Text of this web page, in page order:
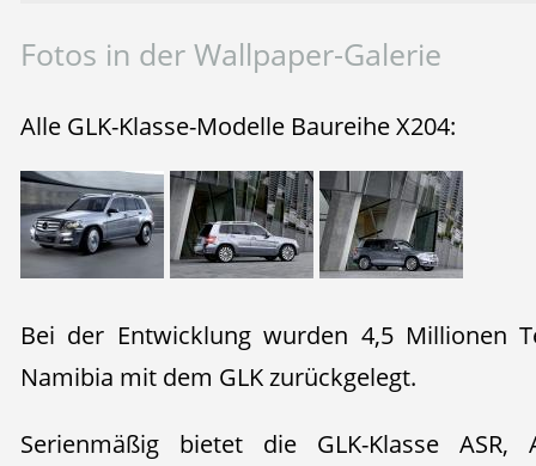
Fotos in der Wallpaper-Galerie
Alle GLK-Klasse-Modelle Baureihe X204:
Bei der Entwicklung wurden 4,5 Millionen
Namibia mit dem GLK zurückgelegt.
Serienmäßig bietet die GLK-Klasse ASR,